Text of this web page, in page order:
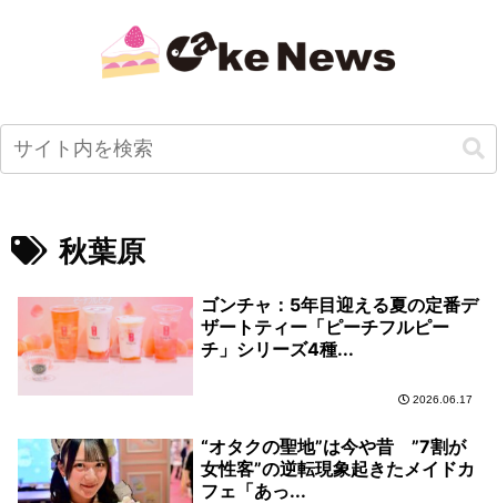
秋葉原
ゴンチャ：5年目迎える夏の定番デ
ザートティー「ピーチフルピー
チ」シリーズ4種...
2026.06.17
“オタクの聖地”は今や昔 ”7割が
女性客”の逆転現象起きたメイドカ
フェ「あっ...